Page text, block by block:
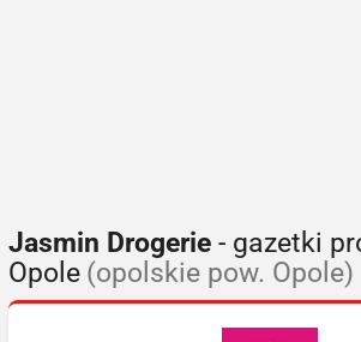
Jasmin Drogerie - gazetki
Opole (opolskie pow. Opole)